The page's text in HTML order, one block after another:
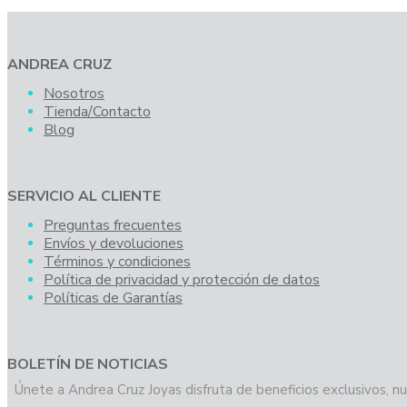
ANDREA CRUZ
Nosotros
Tienda/Contacto
Blog
SERVICIO AL CLIENTE
Preguntas frecuentes
Envíos y devoluciones
Términos y condiciones
Política de privacidad y protección de datos
Políticas de Garantías
BOLETÍN DE NOTICIAS
Únete a Andrea Cruz Joyas disfruta de beneficios exclusivos,